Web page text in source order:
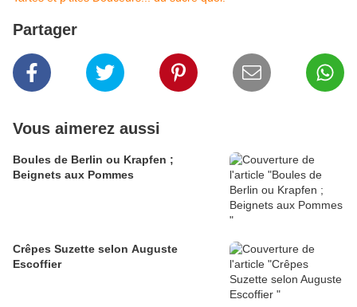
Partager
Vous aimerez aussi
Boules de Berlin ou Krapfen ;
Beignets aux Pommes
Crêpes Suzette selon Auguste
Escoffier